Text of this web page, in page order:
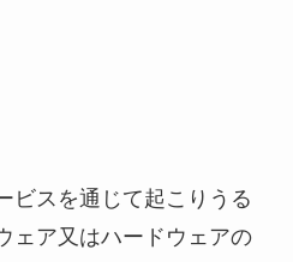
ビスを通じて起こりうる
ェア又はハードウェアの